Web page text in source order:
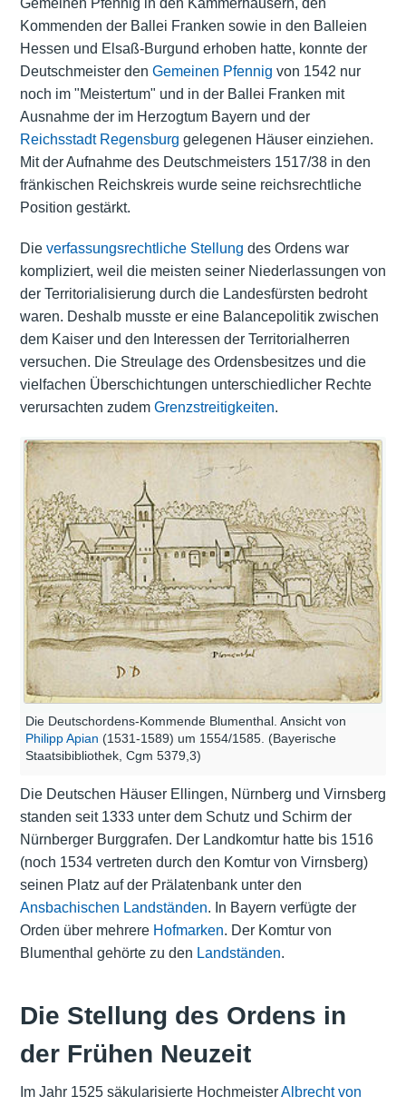
Gemeinen Pfennig in den Kammerhäusern, den
Kommenden der Ballei Franken sowie in den Balleien
Hessen und Elsaß-Burgund erhoben hatte, konnte der
Deutschmeister den Gemeinen Pfennig von 1542 nur
noch im "Meistertum" und in der Ballei Franken mit
Ausnahme der im Herzogtum Bayern und der
Reichsstadt Regensburg gelegenen Häuser einziehen.
Mit der Aufnahme des Deutschmeisters 1517/38 in den
fränkischen Reichskreis wurde seine reichsrechtliche
Position gestärkt.
Die verfassungsrechtliche Stellung des Ordens war
kompliziert, weil die meisten seiner Niederlassungen von
der Territorialisierung durch die Landesfürsten bedroht
waren. Deshalb musste er eine Balancepolitik zwischen
dem Kaiser und den Interessen der Territorialherren
versuchen. Die Streulage des Ordensbesitzes und die
vielfachen Überschichtungen unterschiedlicher Rechte
verursachten zudem Grenzstreitigkeiten.
Die Deutschordens-Kommende Blumenthal. Ansicht von
Philipp Apian (1531-1589) um 1554/1585. (Bayerische
Staatsibibliothek, Cgm 5379,3)
Die Deutschen Häuser Ellingen, Nürnberg und Virnsberg
standen seit 1333 unter dem Schutz und Schirm der
Nürnberger Burggrafen. Der Landkomtur hatte bis 1516
(noch 1534 vertreten durch den Komtur von Virnsberg)
seinen Platz auf der Prälatenbank unter den
Ansbachischen Landständen. In Bayern verfügte der
Orden über mehrere Hofmarken. Der Komtur von
Blumenthal gehörte zu den Landständen.
Die Stellung des Ordens in
der Frühen Neuzeit
Im Jahr 1525 säkularisierte HochmeisterAlbrecht von